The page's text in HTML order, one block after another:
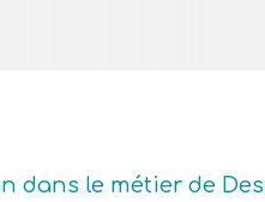
dans le métier de